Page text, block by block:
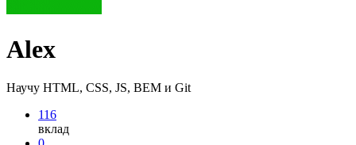
Alex
Научу HTML, CSS, JS, BEM и Git
116
вклад